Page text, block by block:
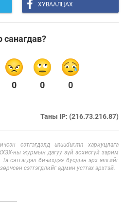
ХУВААЛЦАХ
0 0 0
Таны IP: (216.73.216.87)
сэтгэгдэлд unuudur.mn хариуцлага
ны журмын дагуу зүй зохисгүй зарим
Та сэтгэгдэл бичихдээ бусдын эрх ашгийг
сэтгэгдлийг админ устгах эрхтэй.